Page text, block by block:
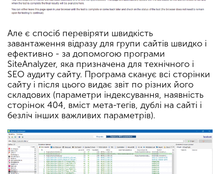
Але є спосіб перевіряти швидкість
завантаження відразу для групи сайтів швидко і
ефективно - за допомогою програми
SiteAnalyzer, яка призначена для технічного і
SEO аудиту сайту. Програма сканує всі сторінки
сайту і після цього видає звіт по різних його
складових (параметри індексування, наявність
сторінок 404, вміст мета-тегів, дублі на сайті і
безліч інших важливих параметрів).